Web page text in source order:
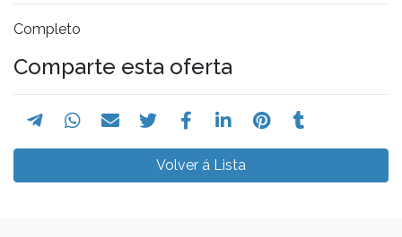
Completo
Comparte esta oferta
Volver á Lista